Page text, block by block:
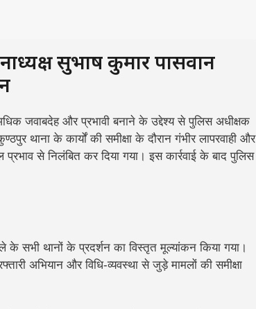
सुभाष कुमार पासवान
जवाबदेह और प्रभावी बनाने के उद्देश्य से पुलिस अधीक्षक
थाना के कार्यों की समीक्षा के दौरान गंभीर लापरवाही और
से निलंबित कर दिया गया। इस कार्रवाई के बाद पुलिस
के सभी थानों के प्रदर्शन का विस्तृत मूल्यांकन किया गया।
अभियान और विधि-व्यवस्था से जुड़े मामलों की समीक्षा